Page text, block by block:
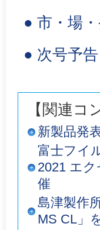
● 市・場
● 次号予告
【関連コ
新製品発
富士フイ
2021 エ
催
島津製作
MS CL」